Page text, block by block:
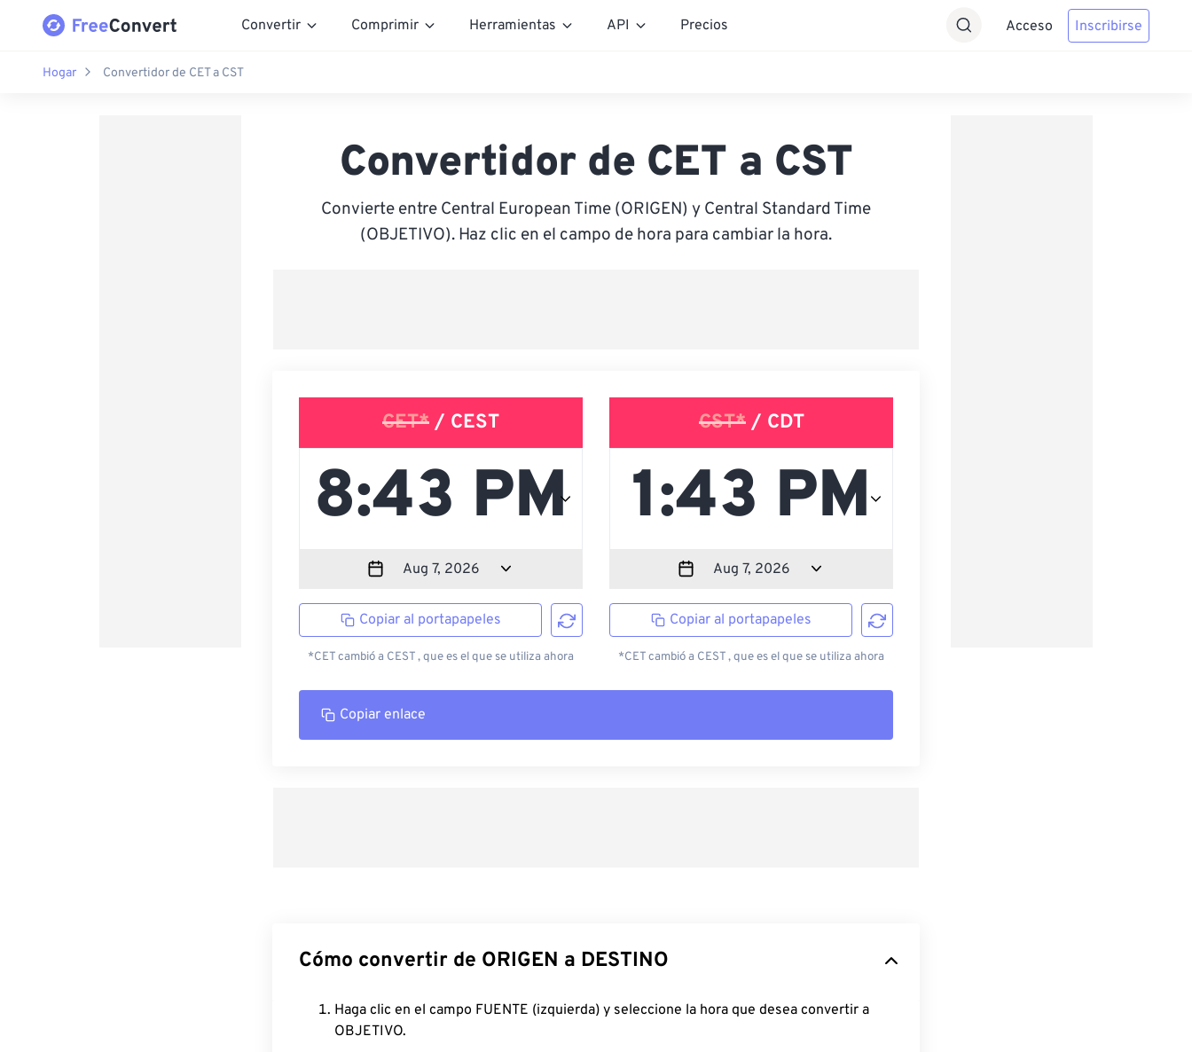
Convertir Comprimir Herramientas API Precios Acceso Inscribirse
Hogar Convertidor de CET a CST
Convertidor de CET a CST
Convierte entre Central European Time (ORIGEN) y Central Standard Time
(OBJETIVO). Haz clic en el campo de hora para cambiar la hora.
CET* / CEST
Copiar al portapapeles
*CET cambió a CEST , que es el que se utiliza ahora
CST*/ CDT
Copiar al portapapeles
*CET cambió a CEST , que es el que se utiliza ahora
Copiar enlace
Cómo convertir de ORIGEN a DESTINO
Haga clic en el campo FUENTE (izquierda) y seleccione la hora que desea convertir a
OBJETIVO.